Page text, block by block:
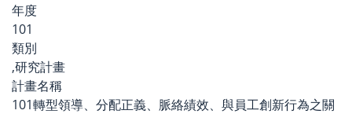
年度
101
類別
,研究計畫
計畫名稱
101轉型領導、分配正義、脈絡績效、與員工創新行為之關